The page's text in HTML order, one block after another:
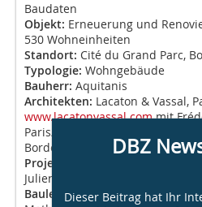
Baudaten
Objekt: Erneuerung und
530 Wohneinheiten
Standort: Cité du Grand Parc,
Typologie: Wohngebäude
Bauherr: Aquitanis
Architekten: Lacaton & Vassal,
www.lacatonvassal.commit
Paris/FR,
;
Bordeaux/FR,
Projektteam:
Julien Callot
Bauleitung:Marion Cadran,
DBZ
Dieser Beitrag hat Ihr